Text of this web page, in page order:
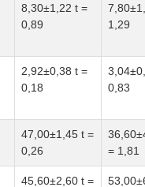
8,30±1,22 t =
0,89
1,29
2,92±0,38 t =
0,18
0,83
47,00±1,45 t =
0,26
= 1,81
45,60±2,60 t =